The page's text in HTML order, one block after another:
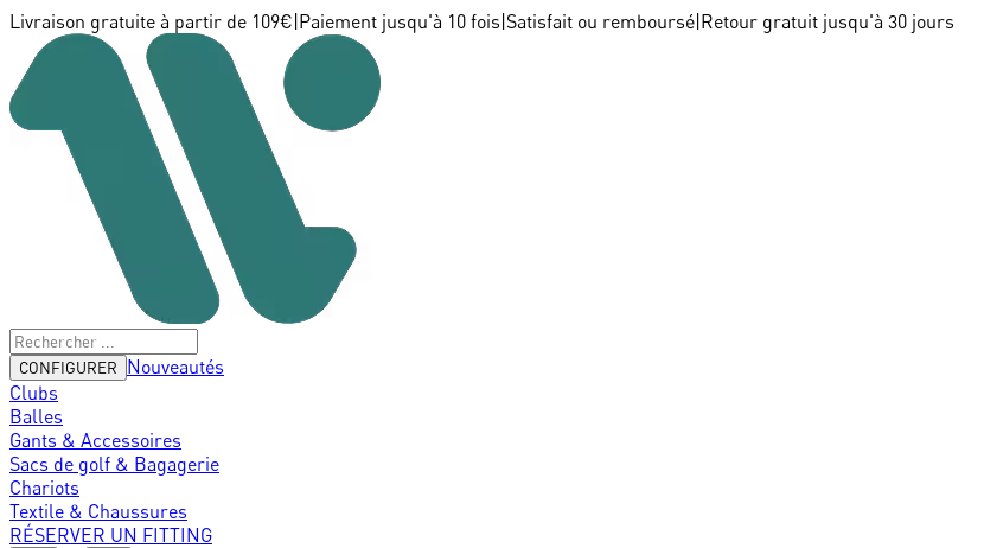
Livraison gratuite à partir de 109€ Paiement jusqu'à 10 fois Satisfait ou remboursé Retour gratuit jusqu'à 30 jours
CONFIGURER
Nouveautés
Clubs
Balles
Gants & Accessoires
Sacs de golf & Bagagerie
Chariots
Textile & Chaussures
RÉSERVER UN FITTING